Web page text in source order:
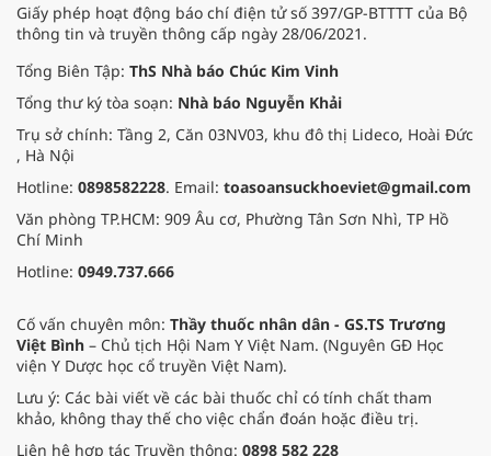
Giấy phép hoạt động báo chí điện tử số 397/GP-BTTTT của Bộ
thông tin và truyền thông cấp ngày 28/06/2021.
Tổng Biên Tập: ThS Nhà báo Chúc Kim Vinh
Tổng thư ký tòa soạn: Nhà báo Nguyễn Khải
Trụ sở chính: Tầng 2, Căn 03NV03, khu đô thị Lideco, Hoài Đức
, Hà Nội
Hotline: 0898582228. Email: toasoansuckhoeviet@gmail.com
Văn phòng TP.HCM: 909 Âu cơ, Phường Tân Sơn Nhì, TP Hồ
Chí Minh
Hotline: 0949.737.666
Cố vấn chuyên môn: Thầy thuốc nhân dân - GS.TS Trương
Việt Bình – Chủ tịch Hội Nam Y Việt Nam. (Nguyên GĐ Học
viện Y Dược học cổ truyền Việt Nam).
Lưu ý: Các bài viết về các bài thuốc chỉ có tính chất tham
khảo, không thay thế cho việc chẩn đoán hoặc điều trị.
Liên hệ hợp tác Truyền thông: 0898 582 228